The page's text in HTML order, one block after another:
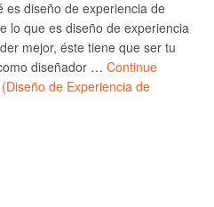
es diseño de experiencia de
lo que es diseño de experiencia
mejor, éste tiene que ser tu
diseñador … Continue
de Experiencia de